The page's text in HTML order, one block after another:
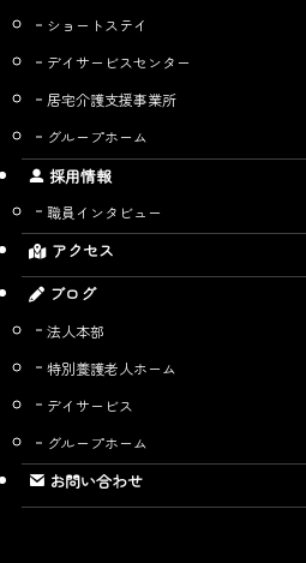
ショートステイ
デイサービスセンター
居宅介護支援事業所
グループホーム
採用情報
職員インタビュー
アクセス
ブログ
法人本部
特別養護老人ホーム
デイサービス
グループホーム
お問い合わせ